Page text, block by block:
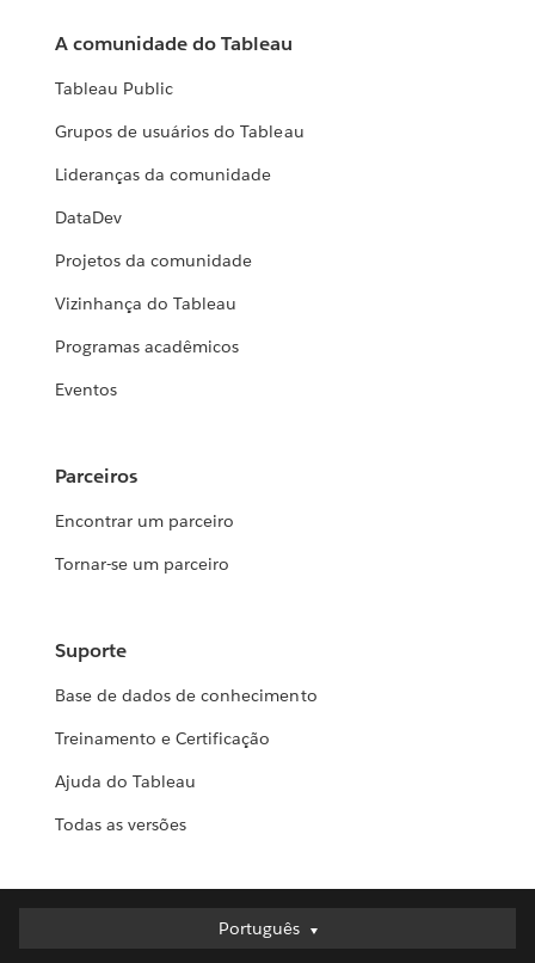
A comunidade do Tableau
Tableau Public
Grupos de usuários do Tableau
Lideranças da comunidade
DataDev
Projetos da comunidade
Vizinhança do Tableau
Programas acadêmicos
Eventos
Parceiros
Encontrar um parceiro
Tornar-se um parceiro
Suporte
Base de dados de conhecimento
Treinamento e Certificação
Ajuda do Tableau
Todas as versões
Português
Português